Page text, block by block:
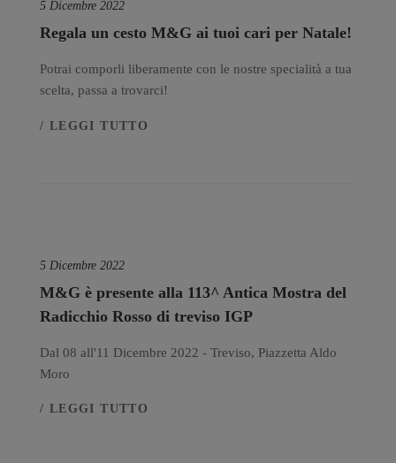
5 Dicembre 2022
Regala un cesto M&G ai tuoi cari per Natale!
Potrai comporli liberamente con le nostre specialità a tua
scelta, passa a trovarci!
/ LEGGI TUTTO
5 Dicembre 2022
M&G è presente alla 113^ Antica Mostra del
Radicchio Rosso di treviso IGP
Dal 08 all'11 Dicembre 2022 - Treviso, Piazzetta Aldo
Moro
/ LEGGI TUTTO